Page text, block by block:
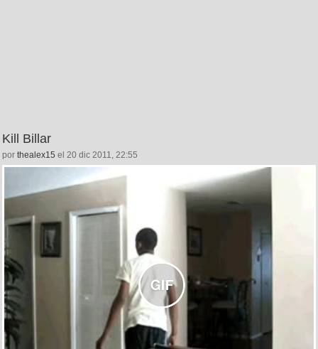
Kill Billar
por thealex15 el 20 dic 2011, 22:55